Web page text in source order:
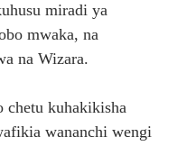
miradi ya
mwaka, na
na Wizara.
chetu kuhakikisha
wananchi wengi